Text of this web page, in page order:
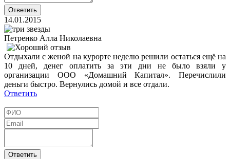
14.01.2015
Петренко Алла Николаевна
Отдыхали с женой на курорте неделю решили остаться ещё на
10 дней, денег оплатить за эти дни не было взяли у
организации ООО «Домашний Капитал». Перечислили
деньги быстро. Вернулись домой и все отдали.
Ответить